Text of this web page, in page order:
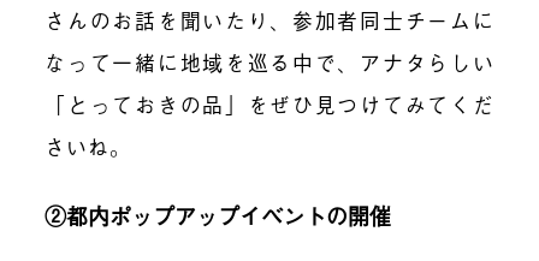
さんのお話を聞いたり、 参加者同士チームに
なって一緒に地域を巡る中で、アナタらしい
「とっておきの品」をぜひ見つけてみてくだ
さいね。
②都内ポップアップイベントの開催